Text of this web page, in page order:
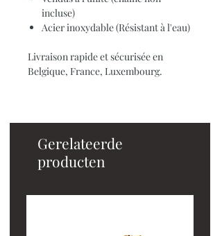
incluse)
Acier inoxydable (Résistant à l'eau)
Livraison rapide et sécurisée en
Belgique, France, Luxembourg.
Gerelateerde
producten